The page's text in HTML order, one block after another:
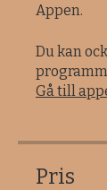
Appen.
Du kan
Gå till
Pris